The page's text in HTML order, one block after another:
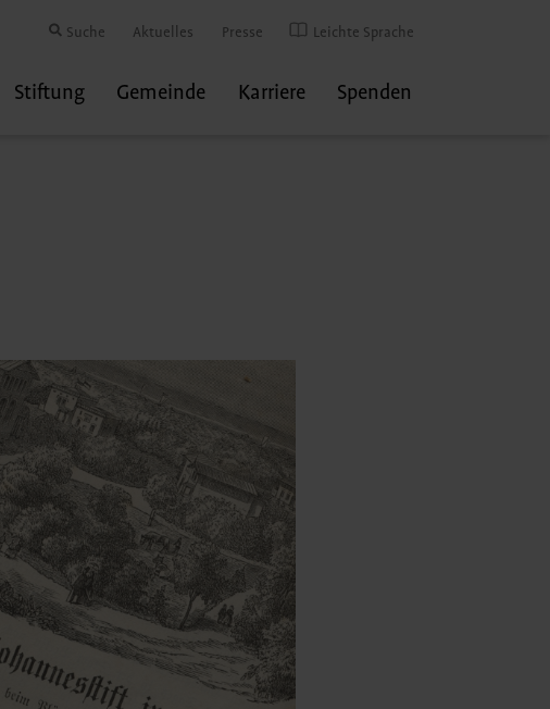
Suche Aktuelles Presse Leichte Sprache
Stiftung Gemeinde Karriere Spenden